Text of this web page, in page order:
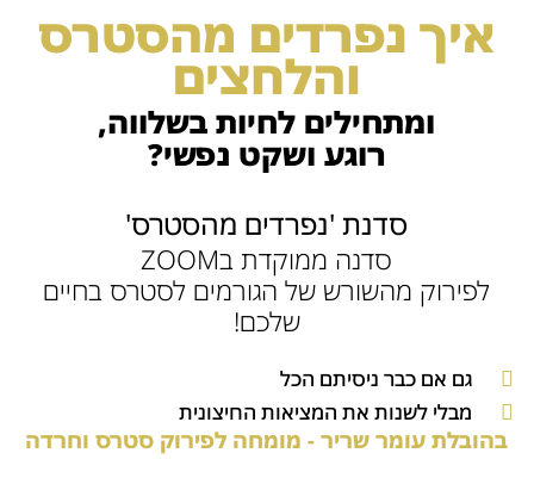
איך נפרדים מהסטרס
והלחצים
ומתחילים לחיות בשלווה,
רוגע ושקט נפשי?
סדנת 'נפרדים מהסטרס'
סדנה ממוקדת בZOOM
לפירוק מהשורש של הגורמים לסטרס בחיים
שלכם!
גם אם כבר ניסיתם הכל
מבלי לשנות את המציאות החיצונית
בהובלת עומר שריר - מומחה לפירוק סטרס וחרדה